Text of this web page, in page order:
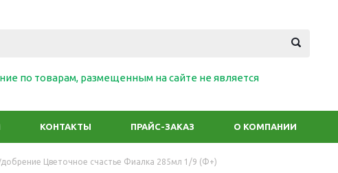
по товарам, размещенным на сайте не является
КОНТАКТЫ ПРАЙС-ЗАКАЗ О КОМПАНИИ
Цветочное счастье Фиалка 285мл 1/9 (Ф+)